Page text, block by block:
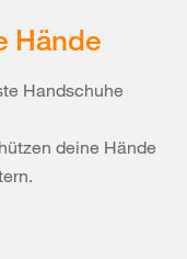
Hände
Handschuhe
deine Hände